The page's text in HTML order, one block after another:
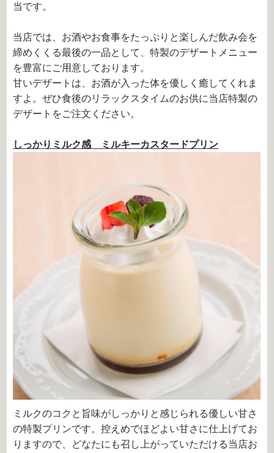
当です。
当店では、お酒やお食事をたっぷりと楽しんだ飲み会を
締めくくる最後の一品として、特製のデザートメニュー
を豊富にご用意しております。
甘いデザートは、お酒が入った体を優しく癒してくれま
すよ。ぜひ食後のリラックスタイムのお供に当店特製の
デザートをご注文ください。
しっかりミルク感 ミルキーカスタードプリン
ミルクのコクと旨味がしっかりと感じられる優しい甘さ
の特製プリンです。控えめでほどよい甘さに仕上げてお
りますので、どなたにも召し上がっていただける当店お